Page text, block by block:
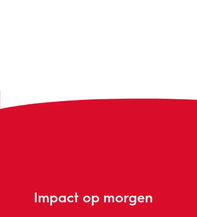
Impact op morgen